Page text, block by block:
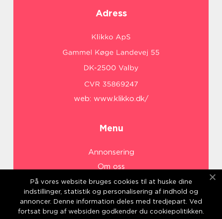
Adress
web: www.klikko.dk/
Menu
Annonsering
Om oss
Cookies
Kontakta oss
Sitemap
På vores website bruges cookies til at huske dine
indstillinger, statistik og personalisering af indhold og
annoncer. Denne information deles med tredjepart. Ved
fortsat brug af websiden godkender du cookiepolitikken.